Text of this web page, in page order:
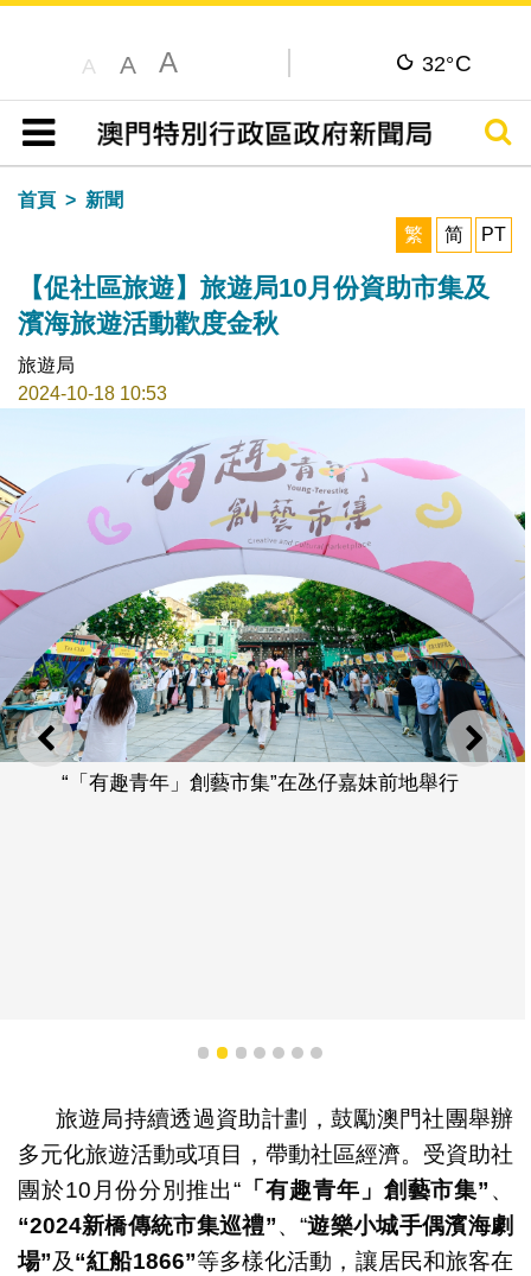
A A A 32°C
目錄
搜尋
首頁
新聞
繁
简 PT
【促社區旅遊】旅遊局10月份資助市集及
濱海旅遊活動歡度金秋
旅遊局
2024-10-18 10:53
上一則 下一
“「有趣青年」創藝市集”在氹仔嘉妹前地舉行
1 2 3 4 5 6 7
旅遊局持續透過資助計劃，鼓勵澳門社團舉辦
多元化旅遊活動或項目，帶動社區經濟。受資助社
團於10月份分別推出“ 「有趣青年」創藝市集”、
“2024新橋傳統市集巡禮”、“遊樂小城手偶濱海劇
場”及“紅船1866”等多樣化活動，讓居民和旅客在